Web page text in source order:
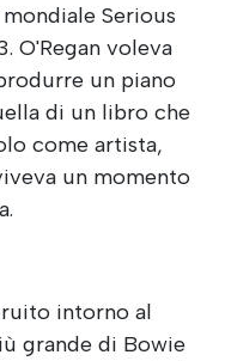
Serious
O'Regan voleva
un piano
di un libro che
come artista,
un momento
intorno al
grande di Bowie